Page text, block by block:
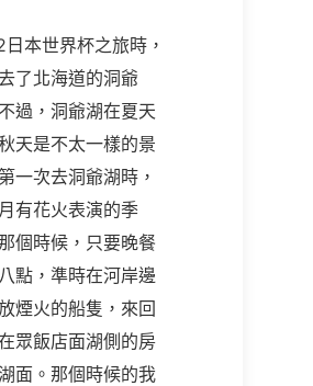
日本世界杯之旅時，
了北海道的洞爺
過，洞爺湖在夏天
天是不太一樣的景
一次去洞爺湖時，
有花火表演的季
個時候，只要晚餐
點，準時在河岸邊
煙火的船隻，來回
眾飯店面湖側的房
面。那個時候的我